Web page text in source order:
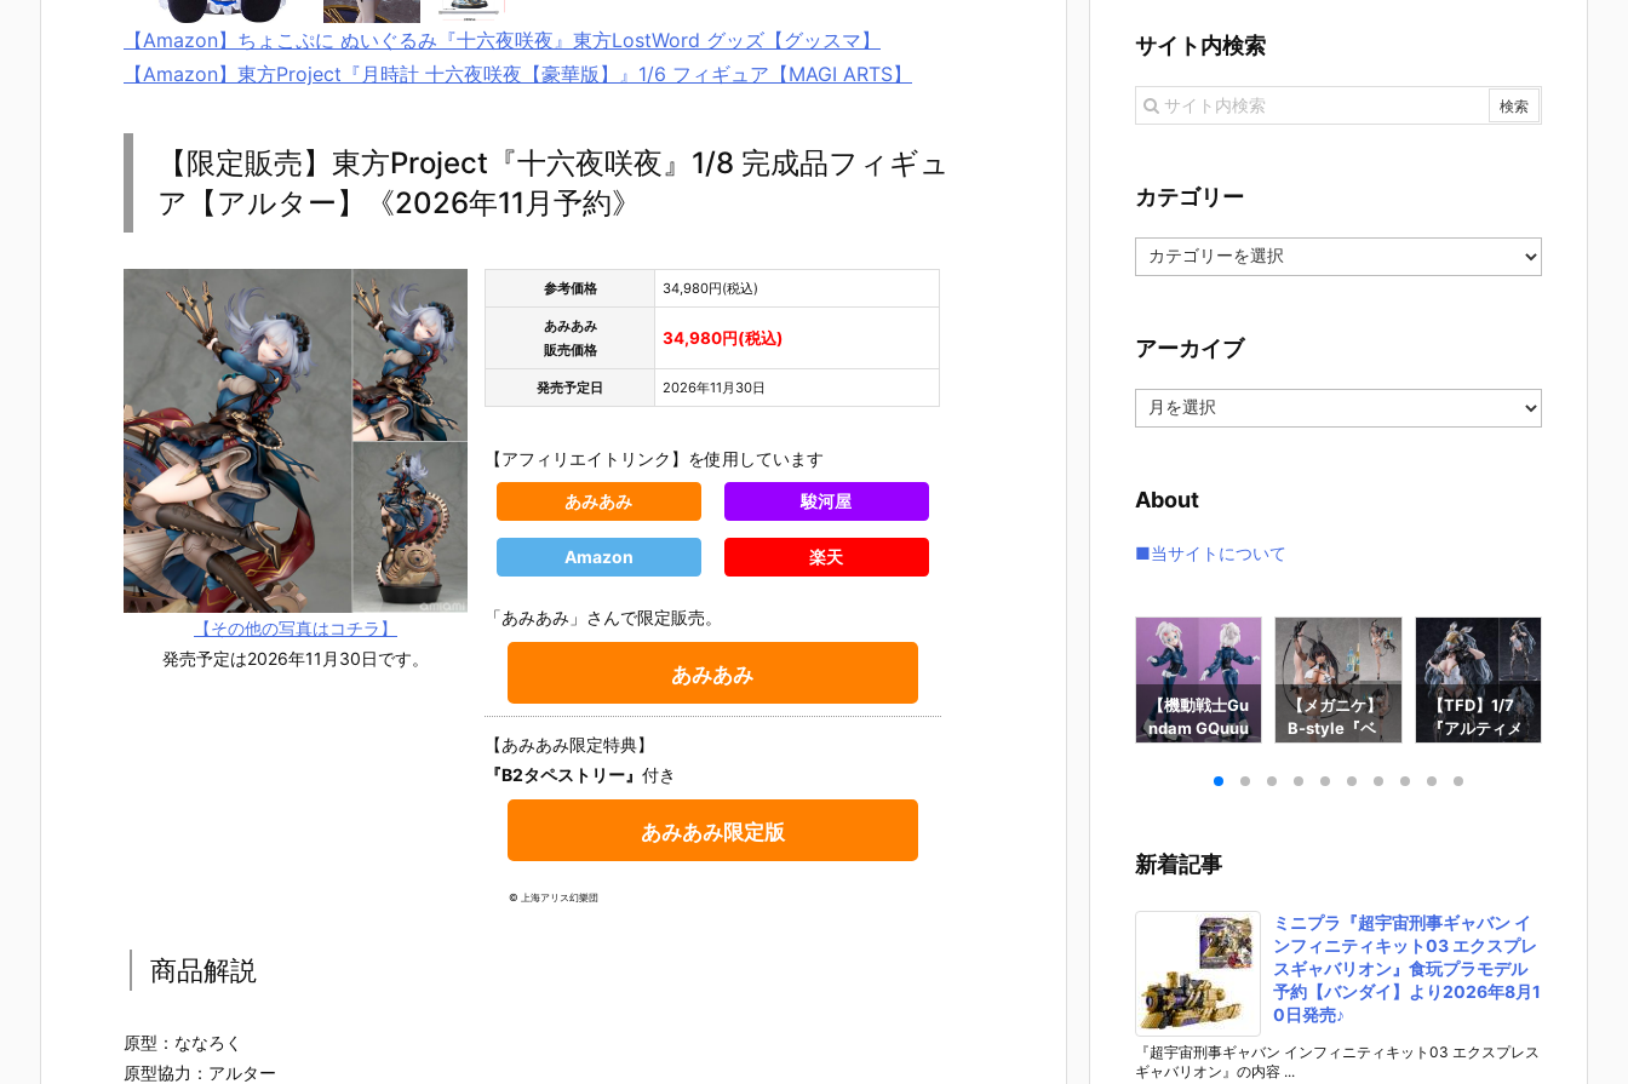
【Amazon】ちょこぷに ぬいぐるみ『十六夜咲夜』東方LostWord グッズ【グッスマ】
【Amazon】東方Project『月時計 十六夜咲夜【豪華版】』1/6 フィギュア【MAGI ARTS】
【限定販売】東方Project『十六夜咲夜』1/8 完成品フィギュ
ア【アルター】《2026年11月予約》
【その他の写真はコチラ】
発売予定は2026年11月30日です。
参考価格 34,980円(税込)
あみあみ
販売価格
34,980円(税込)
発売予定日 2026年11月30日
【アフィリエイトリンク】を使用しています
あみあみ 駿河屋
Amazon 楽天
「あみあみ」さんで限定販売。
あみあみ
【あみあみ限定特典】
『B2タペストリー』付き
あみあみ限定版
© 上海アリス幻樂団
商品解説
原型：ななろく
原型協力：アルター
サイト内検索
カテゴリー
カ
テ
ー
アーカイブ
ー
ブ
About
■当サイトについて
【攻殻機動
薙素子（くさ
なぎ もとこ）
ORIGINAL C
ST IN THE S
HELL 完成品
【プラグマ
フィギュアビ
ルダー クリエ
イターズモデ
ル『ヒュー＆
ディアナ』1/
7 完成品フィ
ギュア予約
【NEEDY GIR
バー（水着Ve
r.）』グッズ
予約【WHY S
O SERIOU
【ドラゴンボ
『ドラゴンボ
定復刻仕様
【機動戦士Gu
ndam GQuuu
aらいと『ド
フィギュア予
ス】より202
6年7月発売予
【メガニケ】
B-style『ベ
ントラビッ
2026年12月
発売予定☆
【TFD】1/7
『アルティメ
ー』The First
2027年7月発
売予定☆
新着記事
ミニプラ『超宇宙刑事ギャバン イ
ンフィニティキット03 エクスプレ
スギャバリオン』食玩プラモデル
予約【バンダイ】より2026年8月1
0日発売♪
『超宇宙刑事ギャバン インフィニティキット03 エクスプレス
ギャバリオン』の内容 ...